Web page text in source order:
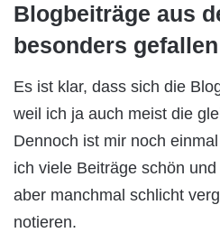
Blogbeiträge aus
besonders
Es ist klar, dass sich die
weil ich ja auch meist die
Dennoch ist mir noch
ich viele Beiträge schön
aber manchmal schlicht
notieren.